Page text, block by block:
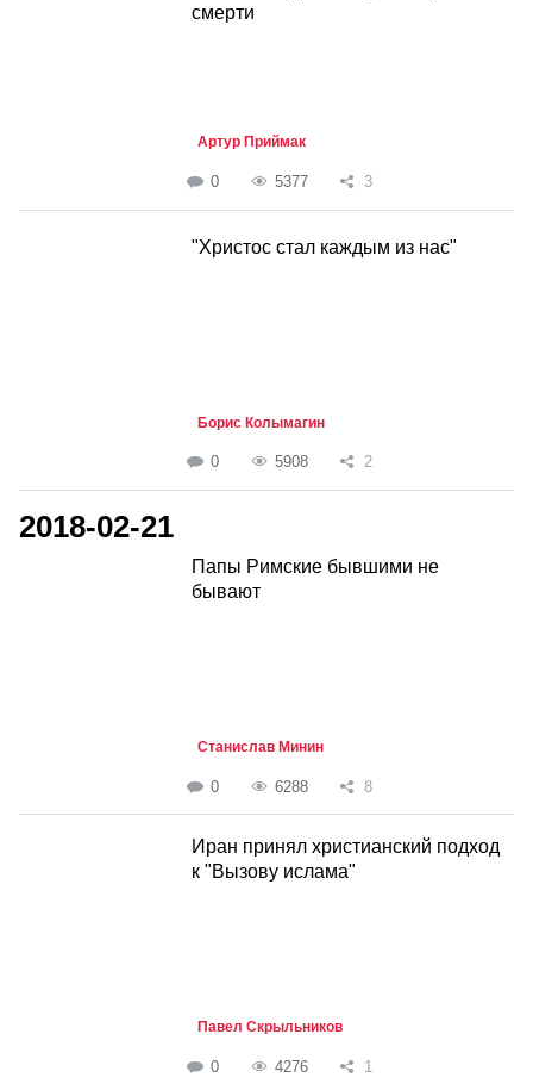
смерти
Артур Приймак
0 5377 3
"Христос стал каждым из нас"
Борис Колымагин
0 5908 2
2018-02-21
Папы Римские бывшими не
бывают
Станислав Минин
0 6288 8
Иран принял христианский подход
к "Вызову ислама"
Павел Скрыльников
0 4276 1